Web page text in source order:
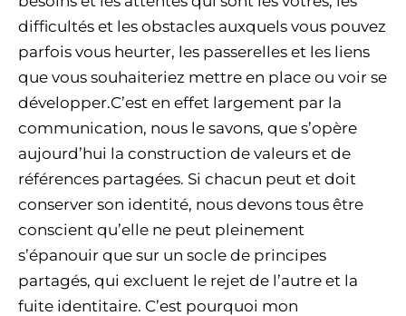
difficultés et les obstacles auxquels vous pouvez
parfois vous heurter, les passerelles et les liens
que vous souhaiteriez mettre en place ou voir se
développer.C’est en effet largement par la
communication, nous le savons, que s’opère
aujourd’hui la construction de valeurs et de
références partagées. Si chacun peut et doit
conserver son identité, nous devons tous être
conscient qu’elle ne peut pleinement
s’épanouir que sur un socle de principes
partagés, qui excluent le rejet de l’autre et la
fuite identitaire. C’est pourquoi mon